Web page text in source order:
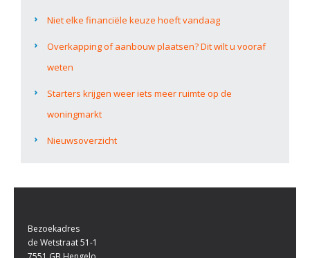
Niet elke financiële keuze hoeft vandaag
Overkapping of aanbouw plaatsen? Dit wilt u vooraf
weten
Starters krijgen weer iets meer ruimte op de
woningmarkt
Nieuwsoverzicht
Bezoekadres
de Wetstraat 51-1